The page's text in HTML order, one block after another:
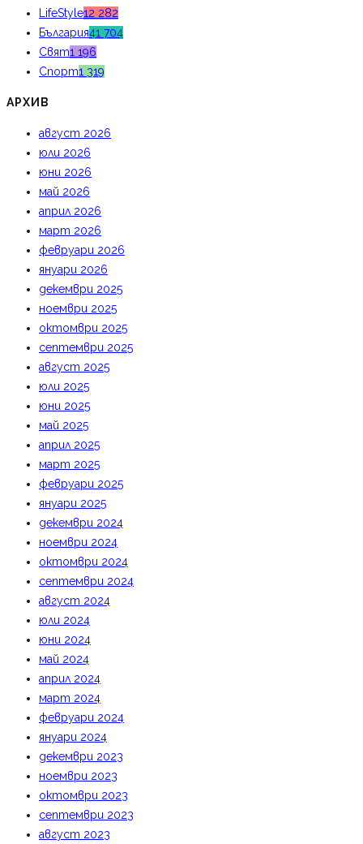
LifeStyle12 282
България41 704
Свят1 196
Спорт1 319
АРХИВ
август 2026
юли 2026
юни 2026
май 2026
април 2026
март 2026
февруари 2026
януари 2026
декември 2025
ноември 2025
октомври 2025
септември 2025
август 2025
юли 2025
юни 2025
май 2025
април 2025
март 2025
февруари 2025
януари 2025
декември 2024
ноември 2024
октомври 2024
септември 2024
август 2024
юли 2024
юни 2024
май 2024
април 2024
март 2024
февруари 2024
януари 2024
декември 2023
ноември 2023
октомври 2023
септември 2023
август 2023